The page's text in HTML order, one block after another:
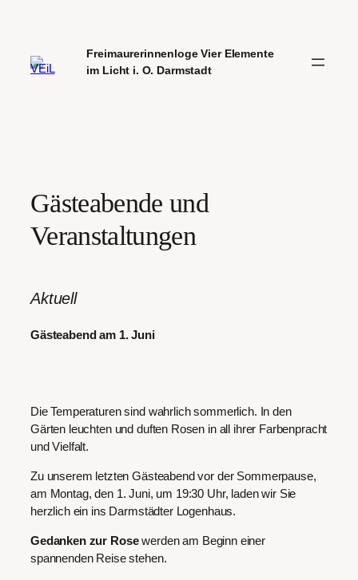
Freimaurerinnenloge Vier Elemente
im Licht i. O. Darmstadt
Gästeabende und
Veranstaltungen
Aktuell
Gästeabend am 1. Juni
Die Temperaturen sind wahrlich sommerlich. In den
Gärten leuchten und duften Rosen in all ihrer Farbenpracht
und Vielfalt.
Zu unserem letzten Gästeabend vor der Sommerpause,
am Montag, den 1. Juni, um 19:30 Uhr, laden wir Sie
herzlich ein ins Darmstädter Logenhaus.
Gedanken zur Rosewerden am Beginn einer
spannenden Reise stehen.